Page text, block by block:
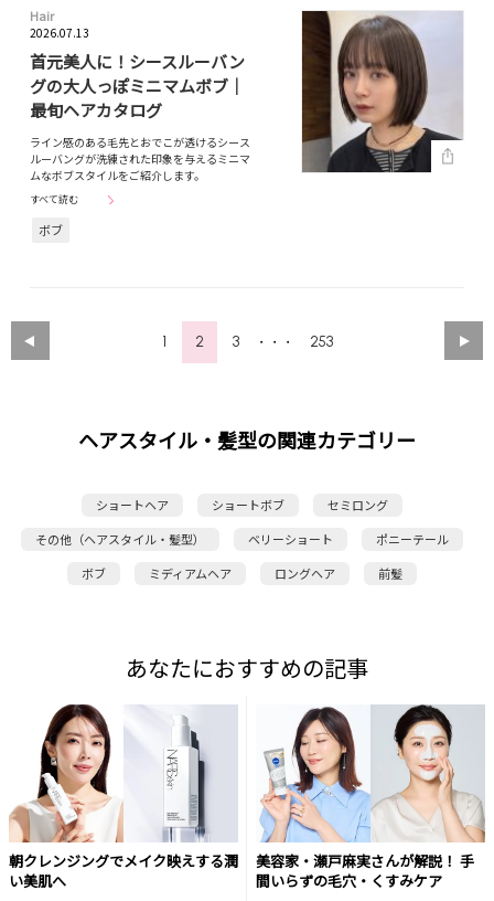
Hair
2026.07.13
首元美人に！シースルーバン
グの大人っぽミニマムボブ｜
最旬ヘアカタログ
ライン感のある毛先とおでこが透けるシース
ルーバングが洗練された印象を与えるミニマ
ムなボブスタイルをご紹介します。
すべて読む
ボブ
1 2 3 ・・・ 253
ヘアスタイル・髪型の関連カテゴリー
ショートヘア ショートボブ
セミロング
その他（ヘアスタイル・髪型）
ベリーショート
ポニーテール
ボブ
ミディアムヘア ロングヘア 前髪
あなたにおすすめの記事
朝クレンジングでメイク映えする潤
い美肌へ
美容家・瀬戸麻実さんが解説！ 手
間いらずの毛穴・くすみケア